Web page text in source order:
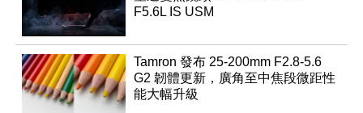
F5.6L IS USM
Tamron 發布 25-200mm F2.8-5.6
G2 韌體更新，廣角至中焦段微距性
能大幅升級